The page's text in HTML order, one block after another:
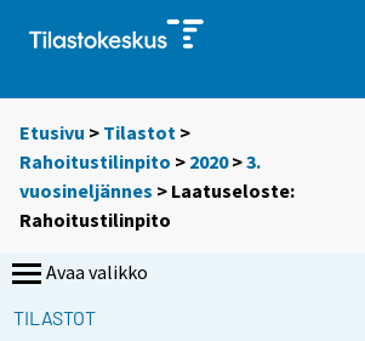
Etusivu > Tilastot >
Rahoitustilinpito > 2020>3.
vuosineljännes > Laatuseloste:
Rahoitustilinpito
Avaa valikko
TILASTOT